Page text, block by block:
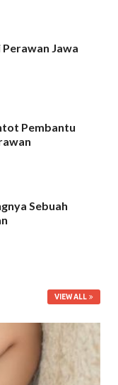
Jawa
Pembantu
Sebuah
VIEW ALL